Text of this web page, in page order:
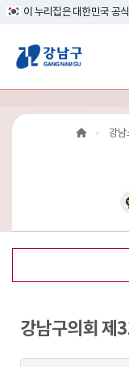
이 누리집은 대한민국 공
강
남
구
지
메
인
이
강남
강남구의회 제